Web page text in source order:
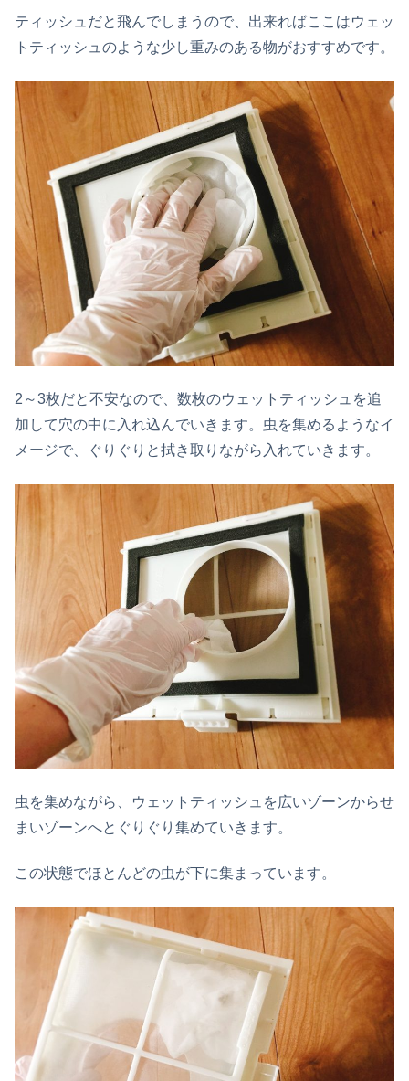
ティッシュだと飛んでしまうので、出来ればここはウェッ
トティッシュのような少し重みのある物がおすすめです。
2～3枚だと不安なので、数枚のウェットティッシュを追
加して穴の中に入れ込んでいきます。虫を集めるようなイ
メージで、ぐりぐりと拭き取りながら入れていきます。
虫を集めながら、ウェットティッシュを広いゾーンからせ
まいゾーンへとぐりぐり集めていきます。
この状態でほとんどの虫が下に集まっています。